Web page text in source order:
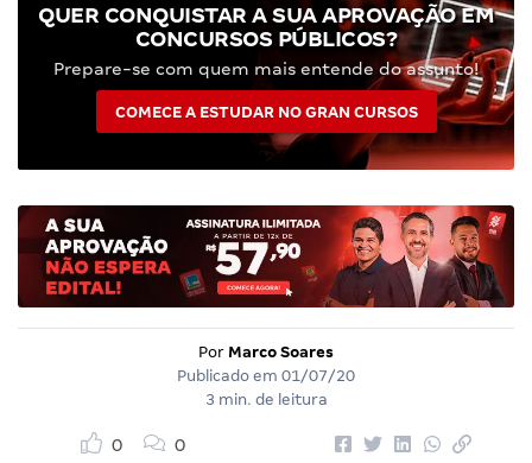
QUER CONQUISTAR A SUA APROVAÇÃO EM
CONCURSOS PÚBLICOS?
Prepare-se com quem mais entende do assunto!
COMECE A ESTUDAR NO GRAN CURSOS
Por Marco Soares
Publicado em 01/07/20
3 min. de leitura
0 0